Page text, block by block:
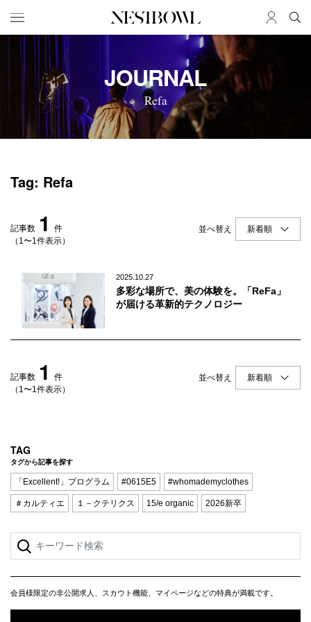
HOME
求人検索
新着求人
ブランド一覧
インタビュー
ニュース＆イベント
データ
SERVICE
初めての方へ
Q&A
企業担当の方へ
ログイン
JOURNAL
Refa
Tag: Refa
記事数 1
件
（1〜1件表示）
並べ替え
2025.10.27
多彩な場所で、美の体験を。「ReFa」
が届ける革新的テクノロジー
記事数 1
件
（1〜1件表示）
並べ替え
TAG
タグから記事を探す
「Excellent!」プログラム #0615E5 #whomademyclothes
＃カルティエ １－クテリクス 15/e organic 2026新卒
会員様限定の非公開求人、スカウト機能、マイページなどの特典が満載です。